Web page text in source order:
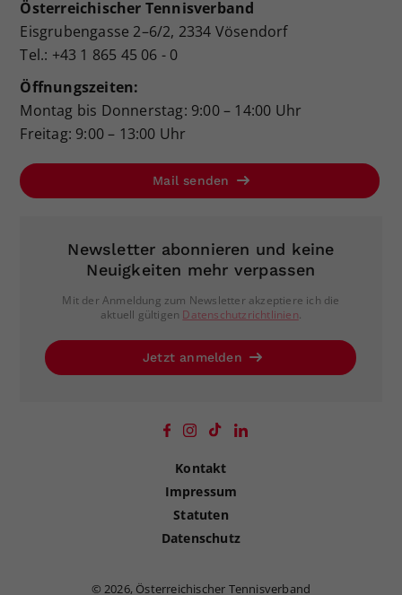
Österreichischer Tennisverband
Eisgrubengasse 2–6/2, 2334 Vösendorf
Tel.: +43 1 865 45 06 - 0
Öffnungszeiten:
Montag bis Donnerstag: 9:00 – 14:00 Uhr
Freitag: 9:00 – 13:00 Uhr
Mail senden
Newsletter abonnieren und keine
Neuigkeiten mehr verpassen
Mit der Anmeldung zum Newsletter akzeptiere ich die
aktuell gültigen Datenschutzrichtlinien.
Jetzt anmelden
Kontakt
Impressum
Statuten
Datenschutz
©2026, Österreichischer Tennisverband